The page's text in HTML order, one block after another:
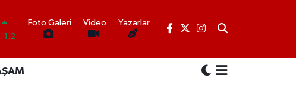
Foto Galeri Video Yazarlar